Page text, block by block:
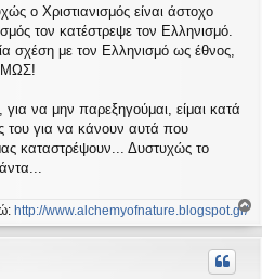
ο Χριστιανισμός είναι άστοχο
τον κατέστρεψε τον Ελληνισμό.
σχέση με τον Ελληνισμό ως έθνος,
για να μην παρεξηγούμαι, είμαι κατά
του για να κάνουν αυτά που
καταστρέψουν... Δυστυχώς το
http://www.alchemyofnature.blogspot.gr/
ο
ρ